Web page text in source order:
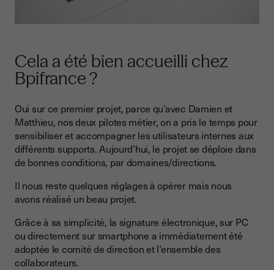
Cela a été bien accueilli chez
Bpifrance ?
Oui sur ce premier projet, parce qu’avec Damien et
Matthieu, nos deux pilotes métier, on a pris le temps pour
sensibiliser et accompagner les utilisateurs internes aux
différents supports. Aujourd’hui, le projet se déploie dans
de bonnes conditions, par domaines/directions.
Il nous reste quelques réglages à opérer mais nous
avons réalisé un beau projet.
Grâce à sa simplicité, la signature électronique, sur PC
ou directement sur smartphone a immédiatement été
adoptée le comité de direction et l’ensemble des
collaborateurs.